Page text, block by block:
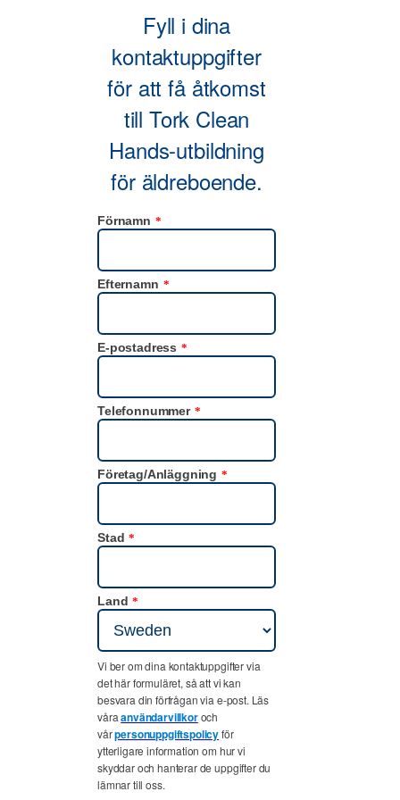
Fyll i dina
kontaktuppgifter
för att få åtkomst
till Tork Clean
Hands-utbildning
för äldreboende.
Förnamn *
Efternamn *
E-postadress *
Telefonnummer *
Företag/Anläggning *
Stad *
Land *
Vi ber om dina kontaktuppgifter via
det här formuläret, så att vi kan
besvara din förfrågan via e-post. Läs
våraanvändarvillkoroch
vårpersonuppgiftspolicyför
ytterligare information om hur vi
skyddar och hanterar de uppgifter du
lämnar till oss.